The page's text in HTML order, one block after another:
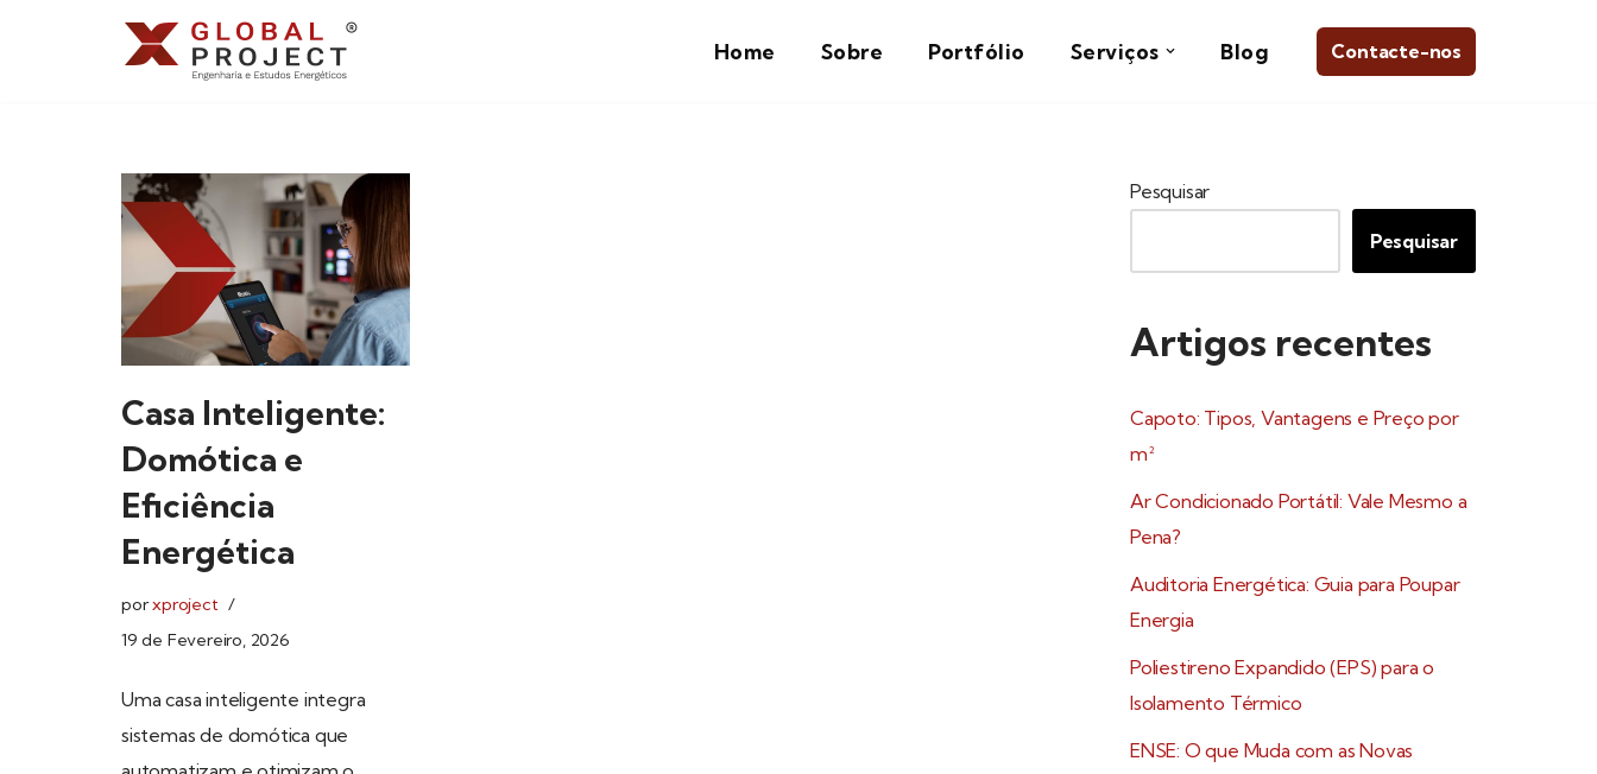
Home Sobre Portfólio Serviços Blog Contacte-nos
Casa Inteligente:
Domótica e
Eficiência
Energética
porxproject
19 de Fevereiro, 2026
Uma casa inteligente integra
sistemas de domótica que
Pesquisar
Pesquisar
Artigos recentes
Capoto: Tipos, Vantagens e Preço por
m²
Ar Condicionado Portátil: Vale Mesmo a
Pena?
Auditoria Energética: Guia para Poupar
Energia
Poliestireno Expandido (EPS) para o
Isolamento Térmico
ENSE: O que Muda com as Novas